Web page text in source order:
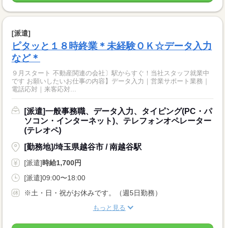
[派遣]
ピタッと１８時終業＊未経験ＯＫ☆データ入力
など＊
９月スタート 不動産関連の会社〕駅からすぐ！当社スタッフ就業中
です お願いしたいお仕事の内容】データ入力｜営業サポート業務｜
電話応対｜来客応対...
[派遣]一般事務職、データ入力、タイピング(PC・パ
ソコン・インターネット)、テレフォンオペレーター
(テレオペ)
[勤務地]/埼玉県越谷市 / 南越谷駅
[派遣]時給1,700円
[派遣]09:00〜18:00
※土・日・祝がお休みです。（週5日勤務）
もっと見る